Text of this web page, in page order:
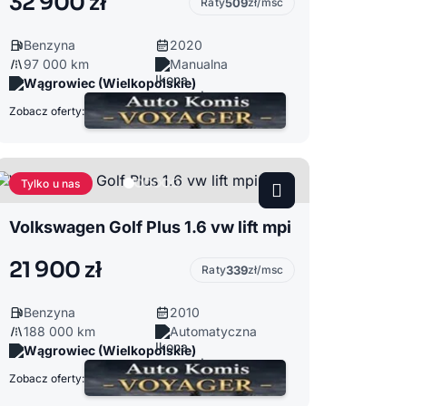
509
Benzyna
2020
97 000 km
Manualna
Wągrowiec (Wielkopolskie)
Zobacz oferty:
Tylko u nas
Volkswagen Golf Plus 1.6 vw lift mpi
21 900 zł Raty339zł/msc
Benzyna
2010
188 000 km
Automatyczna
Wągrowiec (Wielkopolskie)
Zobacz oferty: